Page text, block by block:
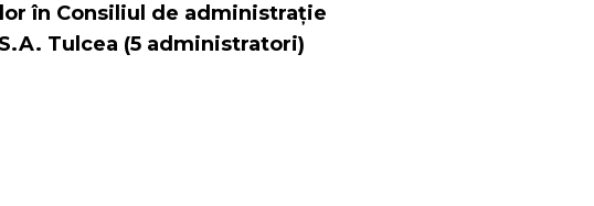
în Consiliul de administrație
Tulcea (5 administratori)